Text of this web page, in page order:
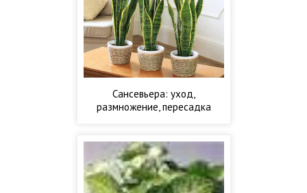
Сансевьера: уход,
размножение, пересадка